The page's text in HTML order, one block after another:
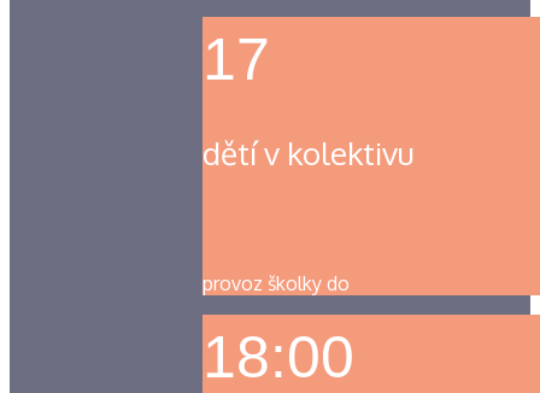
17
dětí v kolektivu
provoz školky do
18:00